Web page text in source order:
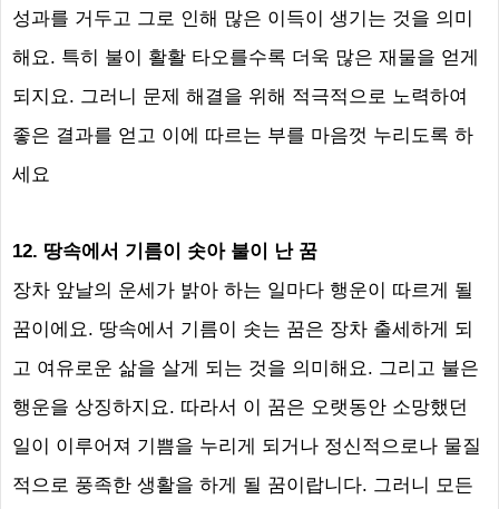
성과를 거두고 그로 인해 많은 이득이 생기는 것을 의미
해요. 특히 불이 활활 타오를수록 더욱 많은 재물을 얻게
되지요. 그러니 문제 해결을 위해 적극적으로 노력하여
좋은 결과를 얻고 이에 따르는 부를 마음껏 누리도록 하
세요
12. 땅속에서 기름이 솟아 불이 난 꿈
장차 앞날의 운세가 밝아 하는 일마다 행운이 따르게 될
꿈이에요. 땅속에서 기름이 솟는 꿈은 장차 출세하게 되
고 여유로운 삶을 살게 되는 것을 의미해요. 그리고 불은
행운을 상징하지요. 따라서 이 꿈은 오랫동안 소망했던
일이 이루어져 기쁨을 누리게 되거나 정신적으로나 물질
적으로 풍족한 생활을 하게 될 꿈이랍니다. 그러니 모든